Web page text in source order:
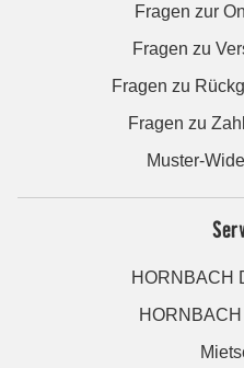
Fragen zur
Fragen zu
Fragen zu
Fragen zu
Muster-
HORNBACH